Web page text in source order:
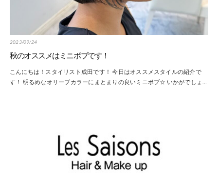
2023/09/24
秋のオススメはミニボブです！
こんにちは！スタイリスト成田です！ 今日はオススメスタイルの紹介で
す！ 明るめなオリーブカラーにまとまりの良いミニボブ☆ いかがでしょ…